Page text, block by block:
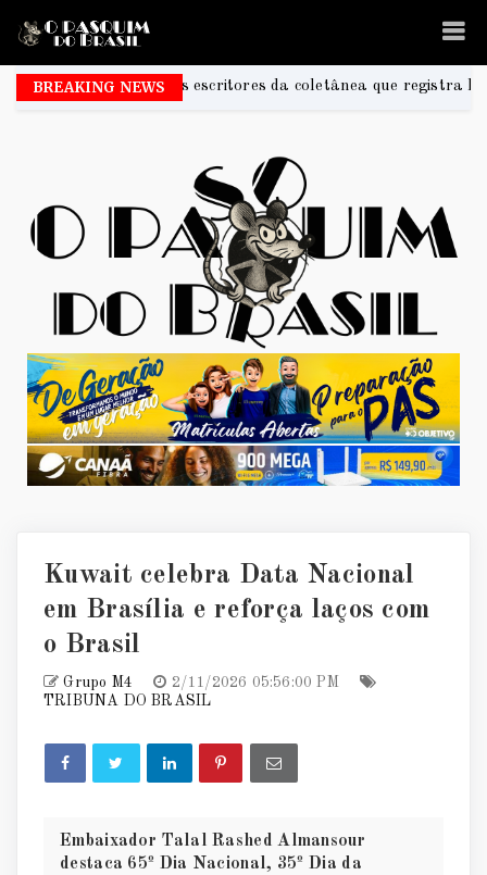
BREAKING NEWS
da coletânea que registra histórias e memórias do
Kuwait celebra Data Nacional
em Brasília e reforça laços com
o Brasil
Grupo M4
2/11/2026 05:56:00 PM
TRIBUNA DO BRASIL
Embaixador Talal Rashed Almansour
destaca 65º Dia Nacional, 35º Dia da